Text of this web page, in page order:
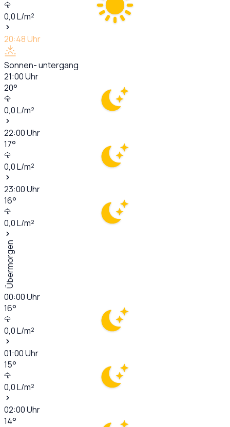
0,0L/m²
20:48Uhr
Sonnen- untergang
21:00Uhr
20°
0,0L/m²
22:00Uhr
17°
0,0L/m²
23:00Uhr
16°
0,0L/m²
Übermorgen
00:00Uhr
16°
0,0L/m²
01:00Uhr
15°
0,0L/m²
02:00Uhr
14°